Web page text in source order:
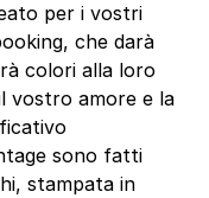
per i vostri
che darà
colori alla loro
vostro amore e la
sono fatti
stampata in